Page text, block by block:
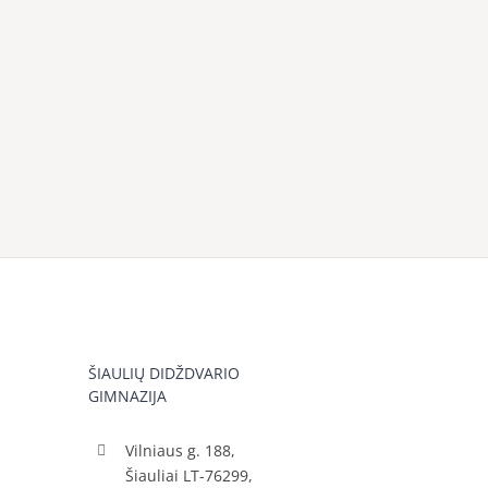
ŠIAULIŲ DIDŽDVARIO
GIMNAZIJA
Vilniaus g. 188,
Šiauliai LT-76299,